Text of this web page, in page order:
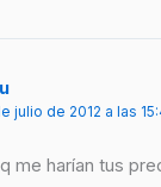
julio de 2012 a las
me harían tus